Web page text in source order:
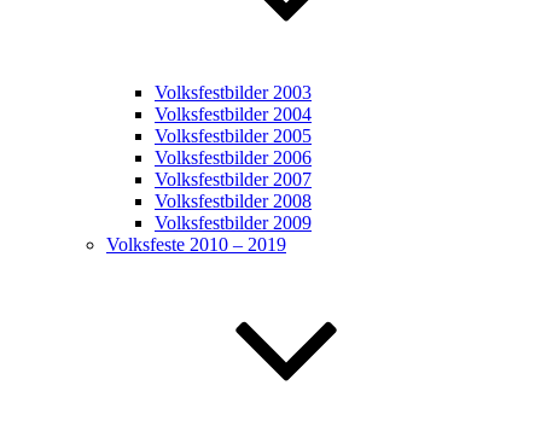
Volksfestbilder 2003
Volksfestbilder 2004
Volksfestbilder 2005
Volksfestbilder 2006
Volksfestbilder 2007
Volksfestbilder 2008
Volksfestbilder 2009
Volksfeste 2010 – 2019